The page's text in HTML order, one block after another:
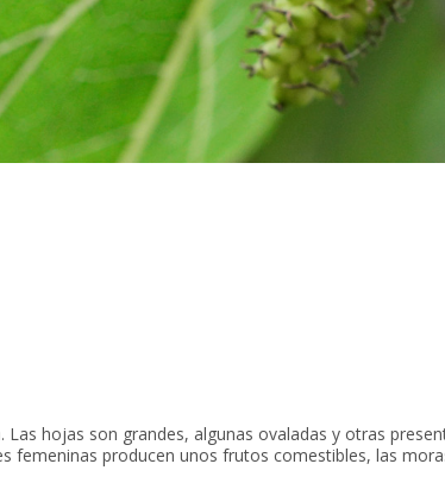
hojas son grandes, algunas ovaladas y otras
femeninas producen unos frutos comestibles, las